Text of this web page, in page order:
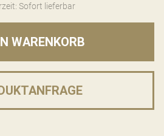
Sofort lieferbar
WARENKORB